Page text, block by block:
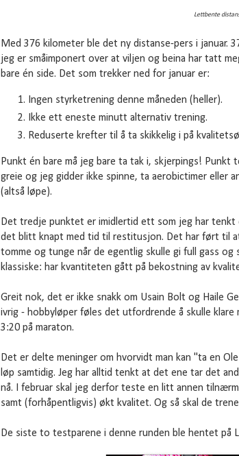
Lettbente
Med 376 kilometer ble det ny distanse-pers i januar.
jeg er småimponert over at viljen og beina har tatt
bare én side. Det som trekker ned for januar er:
Ingen styrketrening denne måneden (heller).
Ikke ett eneste minutt alternativ trening.
Reduserte krefter til å ta skikkelig i på
Punkt én bare må jeg bare ta tak i, skjerpings!
greie og jeg gidder ikke spinne, ta aerobictimer eller
(altså løpe).
Det tredje punktet er imidlertid ett som jeg har tenkt
det blitt knapt med tid til restitusjon. Det har ført til
tomme og tunge når de egentlig skulle gi full gass og
klassiske: har kvantiteten gått på bekostning av
Greit nok, det er ikke snakk om Usain Bolt og Haile
ivrig - hobbyløper føles det utfordrende å skulle
3:20 på maraton.
Det er delte meninger om hvorvidt man kan "ta en
løp samtidig. Jeg har alltid tenkt at det ene tar det
nå. I februar skal jeg derfor teste en litt annen
samt (forhåpentligvis) økt kvalitet. Og så skal de
De siste to testparene i denne runden ble hentet på